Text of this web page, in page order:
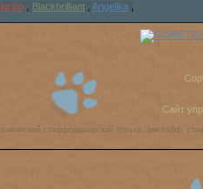
Blackbrilliant Angelika
Сайт
стаффордширский терьер, амстафф,